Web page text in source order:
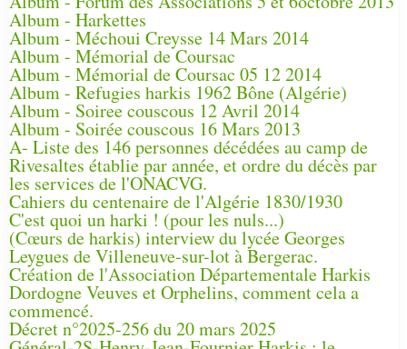
Album - Harkettes
Album - Méchoui Creysse 14 Mars 2014
Album - Mémorial de Coursac
Album - Mémorial de Coursac 05 12 2014
Album - Refugies harkis 1962 Bône (Algérie)
Album - Soiree couscous 12 Avril 2014
Album - Soirée couscous 16 Mars 2013
A- Liste des 146 personnes décédées au camp de
Rivesaltes établie par année, et ordre du décès par
les services de l'ONACVG.
Cahiers du centenaire de l'Algérie 1830/1930
C'est quoi un harki ! (pour les nuls...)
(Cœurs de harkis) interview du lycée Georges
Leygues de Villeneuve-sur-lot à Bergerac.
Création de l'Association Départementale Harkis
Dordogne Veuves et Orphelins, comment cela a
commencé.
Décret n°2025-256 du 20 mars 2025